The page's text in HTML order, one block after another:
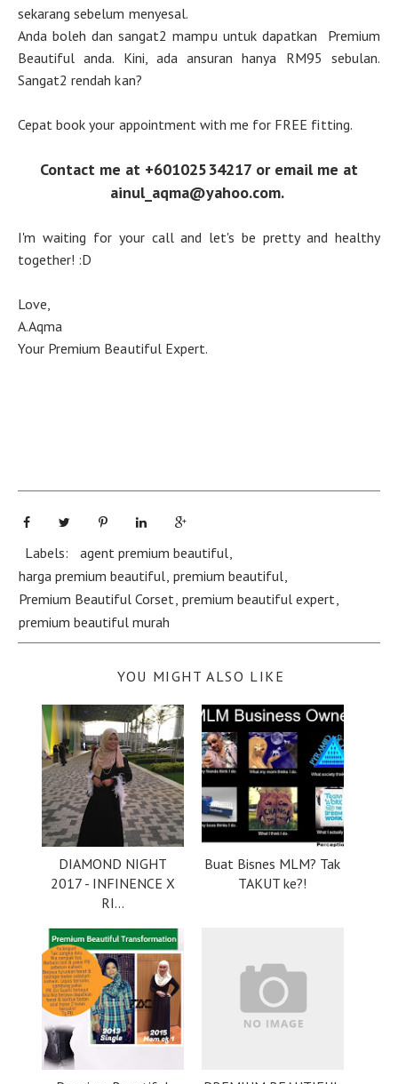
sekarang sebelum menyesal.
Anda boleh dan sangat2 mampu untuk dapatkan Premium
Beautiful anda. Kini, ada ansuran hanya RM95 sebulan.
Sangat2 rendah kan?
Cepat book your appointment with me for FREE fitting.
Contact me at +60102534217 or email me at
ainul_aqma@yahoo.com.
I'm waiting for your call and let's be pretty and healthy
together! :D
Love,
A.Aqma
Your Premium Beautiful Expert.
Labels: agent premium beautiful,
harga premium beautiful, premium beautiful,
Premium Beautiful Corset, premium beautiful expert,
premium beautiful murah
YOU MIGHT ALSO LIKE
DIAMOND NIGHT
2017 - INFINENCE X
RI...
Buat Bisnes MLM? Tak
TAKUT ke?!